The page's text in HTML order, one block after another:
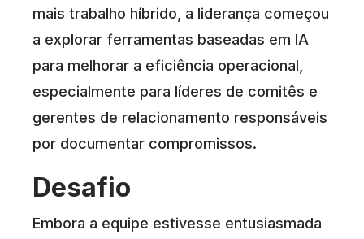
mais trabalho híbrido, a liderança começou
a explorar ferramentas baseadas em IA
para melhorar a eficiência operacional,
especialmente para líderes de comitês e
gerentes de relacionamento responsáveis
por documentar compromissos.
Desafio
Embora a equipe estivesse entusiasmada